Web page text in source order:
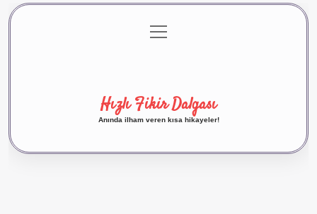
Gizlilik Politikası
menüyü
aç
Hızlı Fikir Dalgası
Anında ilham veren kısa hikayeler!